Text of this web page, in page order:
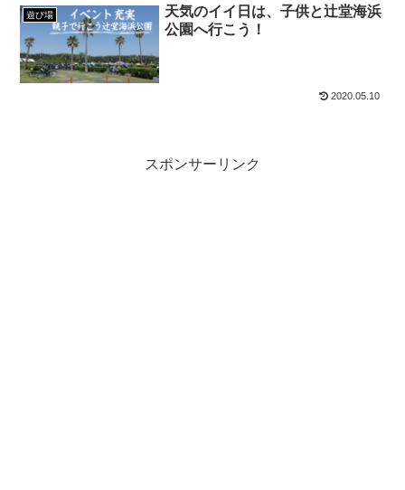
遊び場
天気のイイ日は、子供と辻堂海浜
公園へ行こう！
2020.05.10
スポンサーリンク